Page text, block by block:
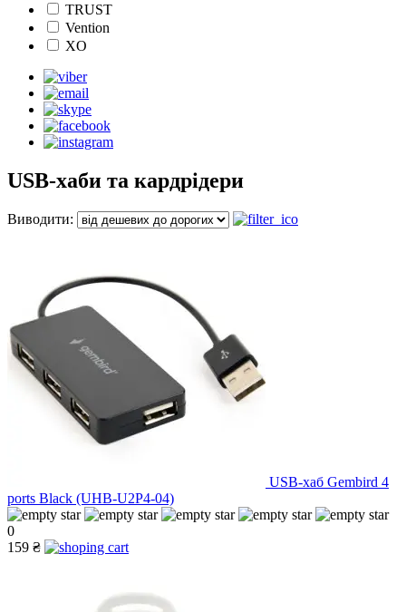
TRUST
Vention
XO
USB-хаби та кардрідери
Виводити:
USB-хаб Gembird 4
ports Black (UHB-U2P4-04)
0
159 ₴